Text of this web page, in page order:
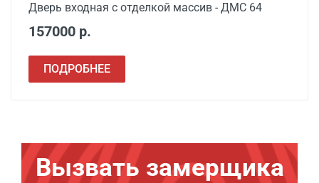
Дверь входная с отделкой массив - ДМС 64
157000 р.
ПОДРОБНЕЕ
Вызвать замерщика